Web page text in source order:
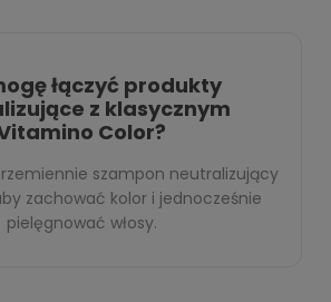
łączyć produkty
z klasycznym
Color?
szampon neutralizujący
zachować kolor i jednocześnie
pielęgnować włosy.